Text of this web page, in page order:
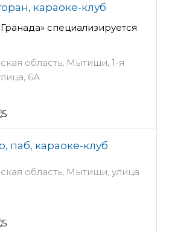
караоке-клуб
специализируется
область, Мытищи, 1-я
6А
паб, караоке-клуб
область, Мытищи, улица